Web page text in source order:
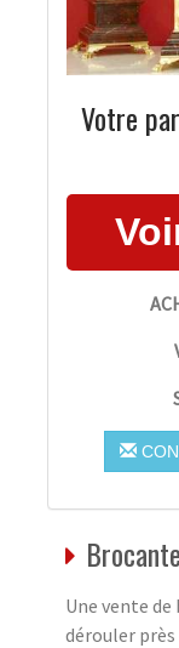
Votre
Une vente
dérouler près